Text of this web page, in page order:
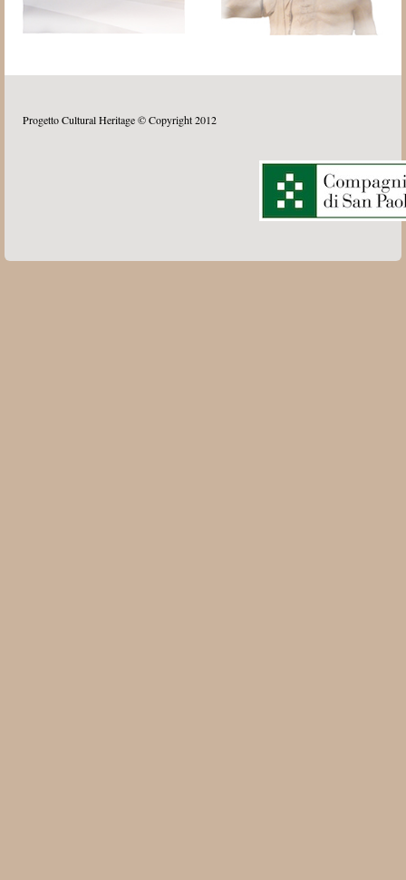
Progetto Cultural Heritage © Copyright 2012